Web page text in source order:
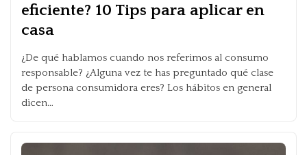
eficiente? 10 Tips para aplicar en
casa
¿De qué hablamos cuando nos referimos al consumo
responsable? ¿Alguna vez te has preguntado qué clase
de persona consumidora eres? Los hábitos en general
dicen…